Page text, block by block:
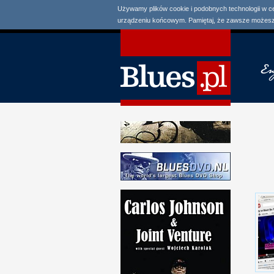
Używamy plików cookie i podobnych technologii w
urządzeniu końcowym. Pamiętaj, że zawsze